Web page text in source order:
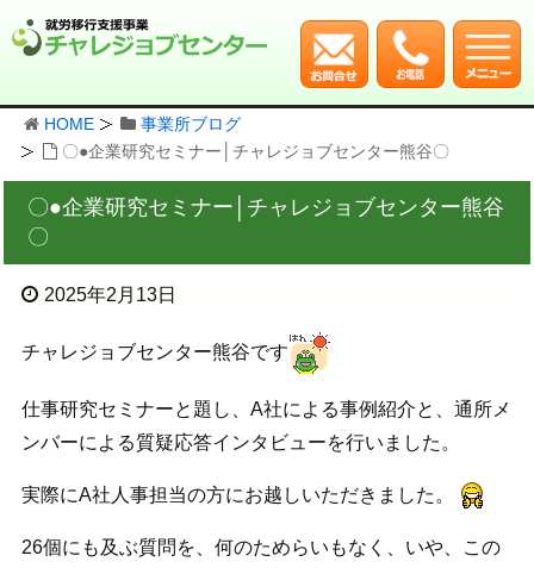
HOME
事業所ブログ
〇●企業研究セミナー│チャレジョブセンター熊谷〇
〇●企業研究セミナー│チャレジョブセンター熊谷
〇
2025年2月13日
チャレジョブセンター熊谷です
仕事研究セミナーと題し、A社による事例紹介と、通所メ
ンバーによる質疑応答インタビューを行いました。
実際にA社人事担当の方にお越しいただきました。
26個にも及ぶ質問を、何のためらいもなく、いや、この